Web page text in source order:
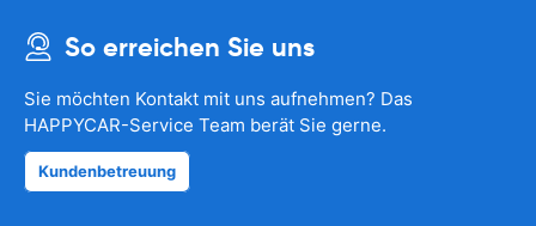
So erreichen Sie uns
Sie möchten Kontakt mit uns aufnehmen? Das
HAPPYCAR-Service Team berät Sie gerne.
Kundenbetreuung